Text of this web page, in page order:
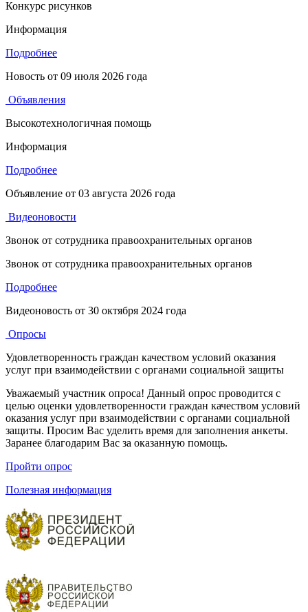
Конкурс рисунков
Информация
Подробнее
Новость от 09 июля 2026 года
Объявления
Высокотехнологичная помощь
Информация
Подробнее
Объявление от 03 августа 2026 года
Видеоновости
Звонок от сотрудника правоохранительных органов
Звонок от сотрудника правоохранительных органов
Подробнее
Видеоновость от 30 октября 2024 года
Опросы
Удовлетворенность граждан качеством условий оказания
услуг при взаимодействии с органами социальной защиты
Уважаемый участник опроса! Данный опрос проводится с
целью оценки удовлетворенности граждан качеством условий
оказания услуг при взаимодействии с органами социальной
защиты. Просим Вас уделить время для заполнения анкеты.
Заранее благодарим Вас за оказанную помощь.
Пройти опрос
Полезная информация